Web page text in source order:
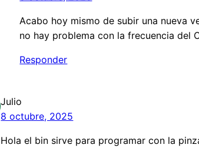
Acabo hoy mismo de subir una nueva
no hay problema con la frecuencia del
Responder
Julio
8 octubre, 2025
Hola el bin sirve para programar con la